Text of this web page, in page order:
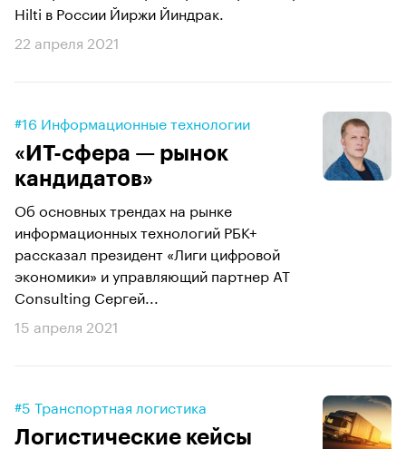
Hilti в России Йиржи Йиндрак.
22 апреля 2021
#16 Информационные технологии
«ИТ-сфера — рынок
кандидатов»
Об основных трендах на рынке
информационных технологий РБК+
рассказал президент «Лиги цифровой
экономики» и управляющий партнер AT
Consulting Сергей...
15 апреля 2021
#5 Транспортная логистика
Логистические кейсы